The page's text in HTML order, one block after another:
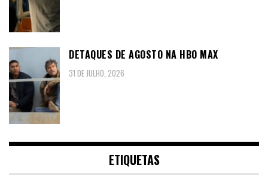
DETAQUES DE AGOSTO NA HBO MAX
31 DE JULHO, 2026
ETIQUETAS